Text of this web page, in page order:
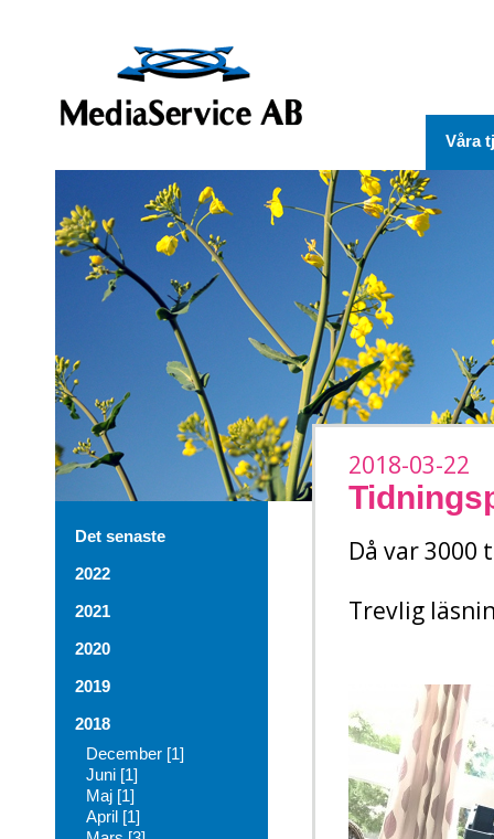
Våra
Det senaste
2022
2021
2020
2019
2018
December [1]
Juni [1]
Maj [1]
April [1]
2018-03-22
Då var 3000
Trevlig